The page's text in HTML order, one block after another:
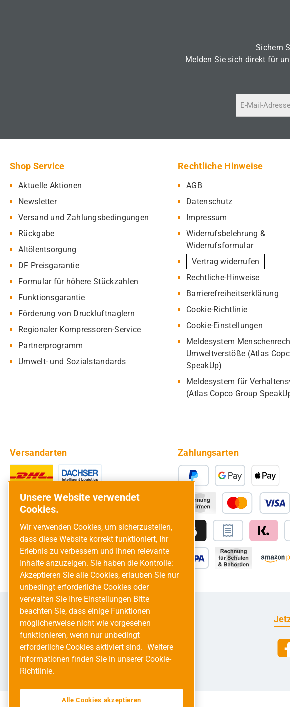
Sichern
Melden Sie sich direkt für
Shop Service
Aktuelle Aktionen
Newsletter
Versand und Zahlungsbedingungen
Rückgabe
Altölentsorgung
DF Preisgarantie
Formular für höhere Stückzahlen
Funktionsgarantie
Förderung von Druckluftnaglern
Regionaler Kompressoren-Service
Partnerprogramm
Umwelt- und Sozialstandards
Rechtliche Hinweise
AGB
Datenschutz
Impressum
Widerrufsbelehrung &
Widerrufsformular
Vertrag widerrufen
Rechtliche-Hinweise
Barrierefreiheitserklärung
Cookie-Richtlinie
Cookie-Einstellungen
Meldesystem
Umweltverstöße (Atlas
SpeakUp)
Meldesystem für
(Atlas Copco Group
Versandarten Zahlungsarten
Unsere Website verwendet
Cookies.
Wir verwenden Cookies, um sicherzustellen,
dass diese Website korrekt funktioniert, Ihr
Erlebnis zu verbessern und Ihnen relevante
Inhalte anzuzeigen. Sie haben die Kontrolle:
Akzeptieren Sie alle Cookies, erlauben Sie nur
unbedingt erforderliche Cookies oder
verwalten Sie Ihre Einstellungen Bitte
beachten Sie, dass einige Funktionen
möglicherweise nicht wie vorgesehen
funktionieren, wenn nur unbedingt
erforderliche Cookies aktiviert sind. Weitere
Informationen finden Sie in unserer Cookie-
Richtlinie.
Alle Cookies akzeptieren